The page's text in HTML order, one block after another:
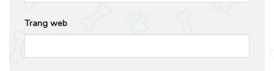
Trang web